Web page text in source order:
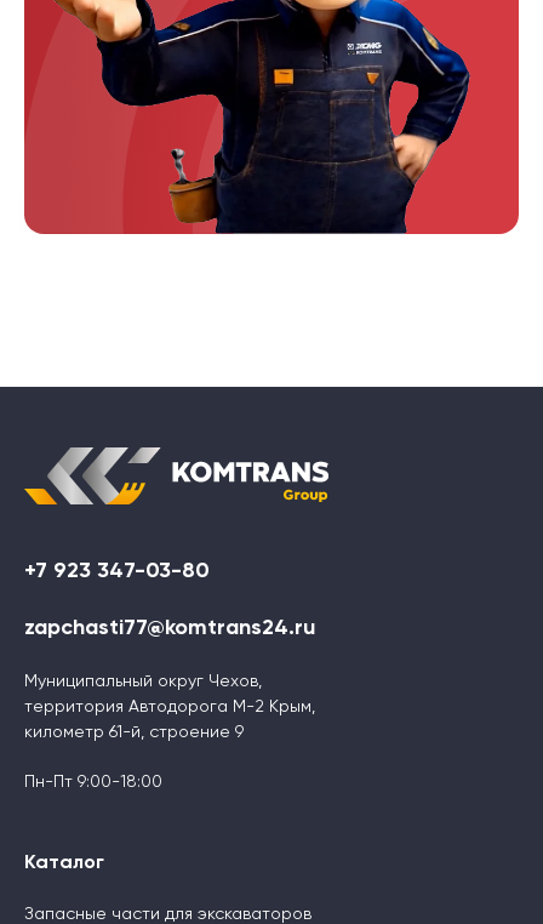
+7 923 347-03-80
zapchasti77@komtrans24.ru
Муниципальный округ Чехов,
территория Автодорога М-2 Крым,
километр 61-й, строение 9
Пн-Пт 9:00-18:00
Каталог
Запасные части для экскаваторов